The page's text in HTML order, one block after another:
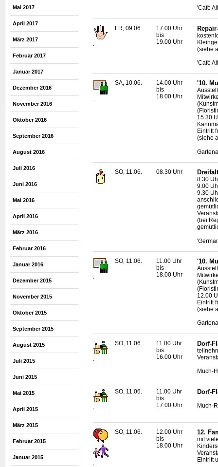
Mai 2017
April 2017
März 2017
Februar 2017
Januar 2017
Dezember 2016
November 2016
Oktober 2016
September 2016
August 2016
Juli 2016
Juni 2016
Mai 2016
April 2016
März 2016
Februar 2016
Januar 2016
Dezember 2015
November 2015
Oktober 2015
September 2015
August 2015
Juli 2015
Juni 2015
Mai 2015
April 2015
März 2015
Februar 2015
Januar 2015
'Café
FR, 09.06.
17.00 Uhr
bis
19.00 Uhr
(siehe
'Café
.
SA, 10.06.
14.00 Uhr
bis
18.00 Uhr
'10.
15.30
Eintritt
(siehe
SO, 11.06. 08.30 Uhr
8.30
9.00
9.30
(bei
.
SO, 11.06.
11.00 Uhr
bis
18.00 Uhr
'10.
12.00
Eintritt
(siehe
SO, 11.06.
11.00 Uhr
bis
16.00 Uhr
Dorf-
Much-
SO, 11.06.
11.00 Uhr
bis
17.00 Uhr
Dorf-
Much-
.
SO, 11.06.
12.00 Uhr
bis
18.00 Uhr
12.
mit
Eintritt